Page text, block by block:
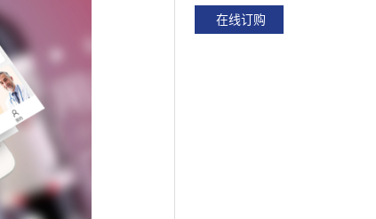
在线订购